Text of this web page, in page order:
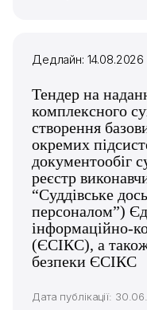
Дедлайн: 14.08.2026
Тендер на
комплексного
створення
окремих
документообіг
реєстр
“Суддівське
персоналом”)
інформаційно-
(ЄСІКС), а також
безпеки ЄСІКС
Дата публікації: